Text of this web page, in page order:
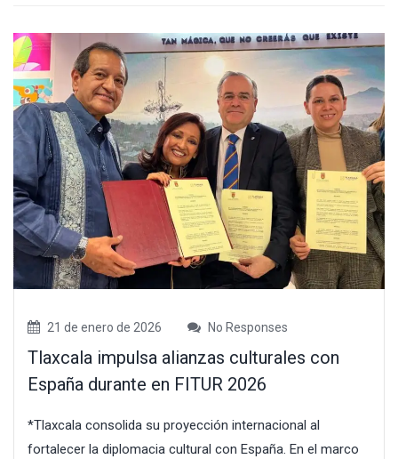
21 de enero de 2026 No Responses
Tlaxcala impulsa alianzas culturales con
España durante en FITUR 2026
*Tlaxcala consolida su proyección internacional al
fortalecer la diplomacia cultural con España. En el marco